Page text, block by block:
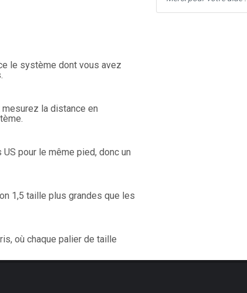
le système dont vous avez
la distance en
pour le même pied, donc un
1,5 taille plus grandes que les
où chaque palier de taille